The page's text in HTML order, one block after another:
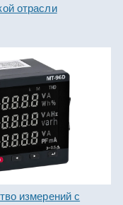
отрасли
измерений с